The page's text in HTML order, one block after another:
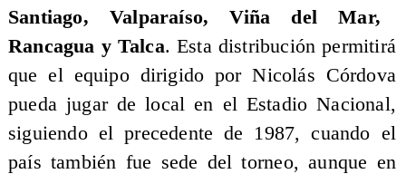
Santiago, Valparaíso, Viña del Mar,
Rancagua y Talca. Esta distribución permitirá
que el equipo dirigido por Nicolás Córdova
pueda jugar de local en el Estadio Nacional,
siguiendo el precedente de 1987, cuando el
país también fue sede del torneo, aunque en